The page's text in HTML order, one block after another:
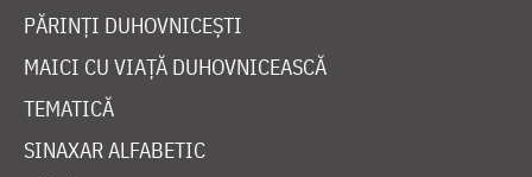
PĂRINȚI DUHOVNICEȘTI
MAICI CU VIAȚĂ DUHOVNICEASCĂ
TEMATICĂ
SINAXAR ALFABETIC